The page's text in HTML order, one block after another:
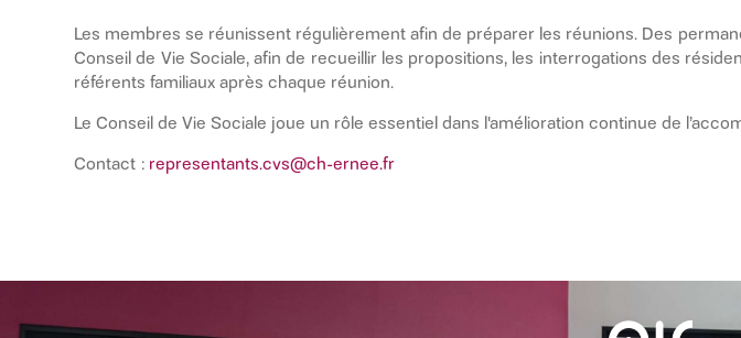
Les membres se réunissent régulièrement afin de préparer les réunions. Des
Conseil de Vie Sociale, afin de recueillir les propositions, les interrogations des
référents familiaux après chaque réunion.
Le Conseil de Vie Sociale joue un rôle essentiel dans l'amélioration continue de
Contact : representants.cvs@ch-ernee.fr